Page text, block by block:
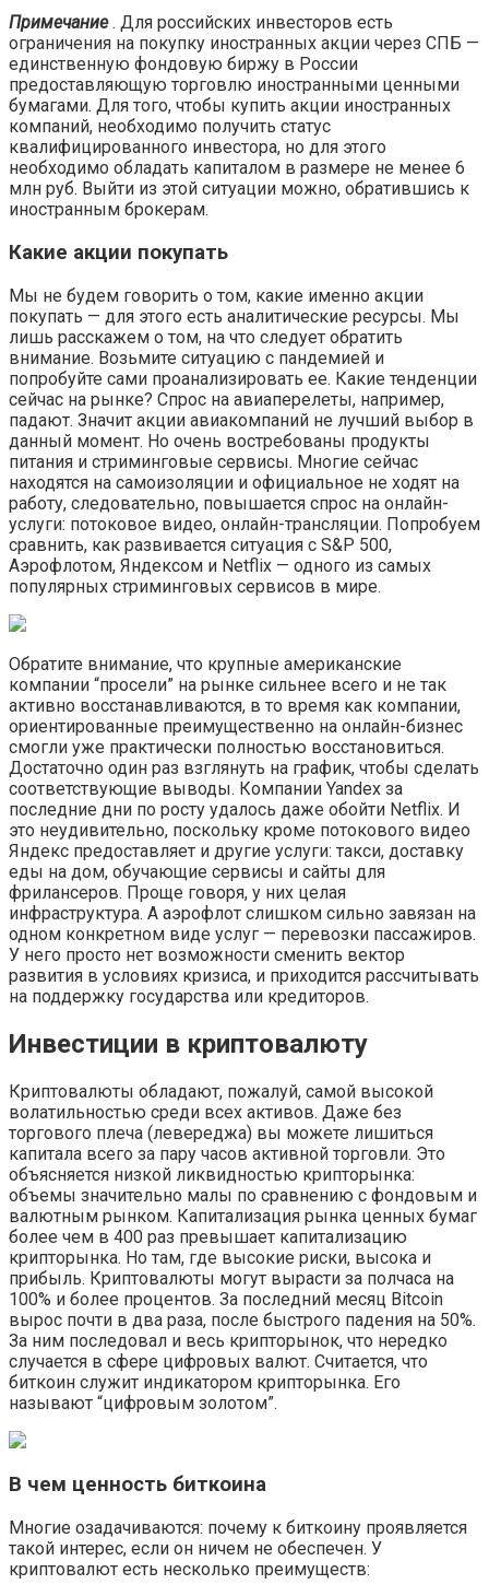
Примечание. Для российских инвесторов есть
ограничения на покупку иностранных акции через СПБ —
единственную фондовую биржу в России
предоставляющую торговлю иностранными ценными
бумагами. Для того, чтобы купить акции иностранных
компаний, необходимо получить статус
квалифицированного инвестора, но для этого
необходимо обладать капиталом в размере не менее 6
млн руб. Выйти из этой ситуации можно, обратившись к
иностранным брокерам.
Какие акции покупать
Мы не будем говорить о том, какие именно акции
покупать — для этого есть аналитические ресурсы. Мы
лишь расскажем о том, на что следует обратить
внимание. Возьмите ситуацию с пандемией и
попробуйте сами проанализировать ее. Какие тенденции
сейчас на рынке? Спрос на авиаперелеты, например,
падают. Значит акции авиакомпаний не лучший выбор в
данный момент. Но очень востребованы продукты
питания и стриминговые сервисы. Многие сейчас
находятся на самоизоляции и официальное не ходят на
работу, следовательно, повышается спрос на онлайн-
услуги: потоковое видео, онлайн-трансляции. Попробуем
сравнить, как развивается ситуация с S&P 500,
Аэрофлотом, Яндексом и Netflix — одного из самых
популярных стриминговых сервисов в мире.
Обратите внимание, что крупные американские
компании “просели” на рынке сильнее всего и не так
активно восстанавливаются, в то время как компании,
ориентированные преимущественно на онлайн-бизнес
смогли уже практически полностью восстановиться.
Достаточно один раз взглянуть на график, чтобы сделать
соответствующие выводы. Компании Yandex за
последние дни по росту удалось даже обойти Netflix. И
это неудивительно, поскольку кроме потокового видео
Яндекс предоставляет и другие услуги: такси, доставку
еды на дом, обучающие сервисы и сайты для
фрилансеров. Проще говоря, у них целая
инфраструктура. А аэрофлот слишком сильно завязан на
одном конкретном виде услуг — перевозки пассажиров.
У него просто нет возможности сменить вектор
развития в условиях кризиса, и приходится рассчитывать
на поддержку государства или кредиторов.
Инвестиции в криптовалюту
Криптовалюты обладают, пожалуй, самой высокой
волатильностью среди всех активов. Даже без
торгового плеча (левереджа) вы можете лишиться
капитала всего за пару часов активной торговли. Это
объясняется низкой ликвидностью крипторынка:
объемы значительно малы по сравнению с фондовым и
валютным рынком. Капитализация рынка ценных бумаг
более чем в 400 раз превышает капитализацию
крипторынка. Но там, где высокие риски, высока и
прибыль. Криптовалюты могут вырасти за полчаса на
100% и более процентов. За последний месяц Bitcoin
вырос почти в два раза, после быстрого падения на 50%.
За ним последовал и весь крипторынок, что нередко
случается в сфере цифровых валют. Считается, что
биткоин служит индикатором крипторынка. Его
называют “цифровым золотом”.
В чем ценность биткоина
Многие озадачиваются: почему к биткоину проявляется
такой интерес, если он ничем не обеспечен. У
криптовалют есть несколько преимуществ: